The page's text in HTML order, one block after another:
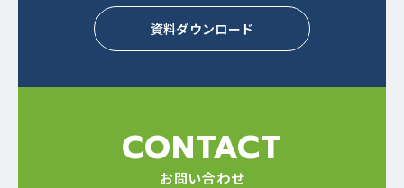
資料ダウンロード
CONTACT
お問い合わせ